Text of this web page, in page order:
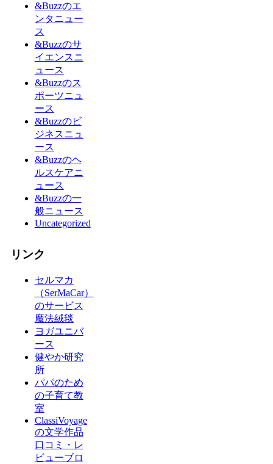
&Buzzのエ
ンタニュー
ス
&Buzzのサ
イエンスニ
ュース
&Buzzのス
ポーツニュ
ース
&Buzzのビ
ジネスニュ
ース
&Buzzのヘ
ルスケアニ
ュース
&Buzzの一
般ニュース
Uncategorized
リンク
セルマカ
（SerMaCar）
のサービス
魔法絨毯
ヨガユニバ
ース
健やか研究
所
パパのため
の子育て教
室
ClassiVoyage
の文学作品
口コミ・レ
ビューブロ